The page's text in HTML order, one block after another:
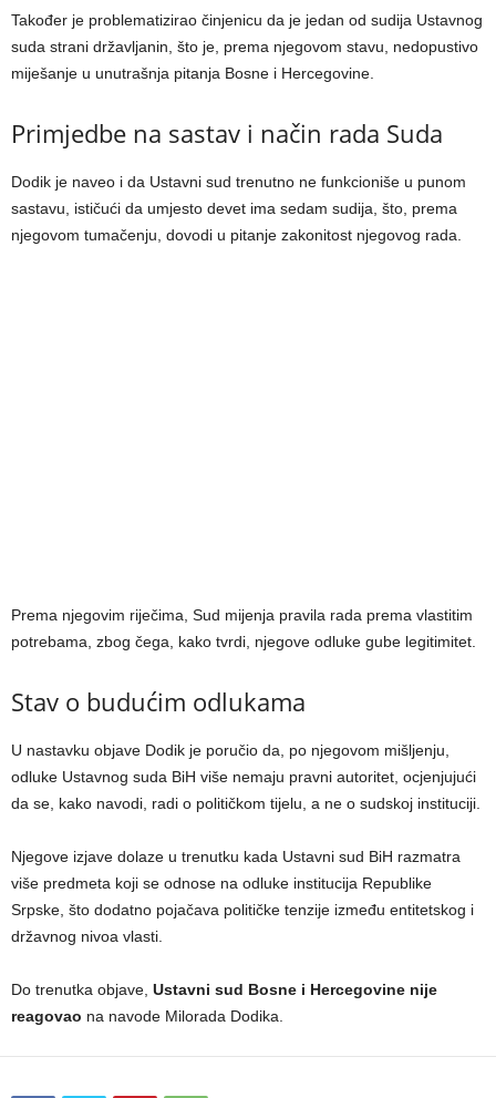
Također je problematizirao činjenicu da je jedan od sudija Ustavnog
suda strani državljanin, što je, prema njegovom stavu, nedopustivo
miješanje u unutrašnja pitanja Bosne i Hercegovine.
Primjedbe na sastav i način rada Suda
Dodik je naveo i da Ustavni sud trenutno ne funkcioniše u punom
sastavu, ističući da umjesto devet ima sedam sudija, što, prema
njegovom tumačenju, dovodi u pitanje zakonitost njegovog rada.
Prema njegovim riječima, Sud mijenja pravila rada prema vlastitim
potrebama, zbog čega, kako tvrdi, njegove odluke gube legitimitet.
Stav o budućim odlukama
U nastavku objave Dodik je poručio da, po njegovom mišljenju,
odluke Ustavnog suda BiH više nemaju pravni autoritet, ocjenjujući
da se, kako navodi, radi o političkom tijelu, a ne o sudskoj instituciji.
Njegove izjave dolaze u trenutku kada Ustavni sud BiH razmatra
više predmeta koji se odnose na odluke institucija Republike
Srpske, što dodatno pojačava političke tenzije između entitetskog i
državnog nivoa vlasti.
Do trenutka objave, Ustavni sud Bosne i Hercegovine nije
reagovao na navode Milorada Dodika.